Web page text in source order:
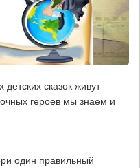
сказок живут
героев мы знаем и
один правильный